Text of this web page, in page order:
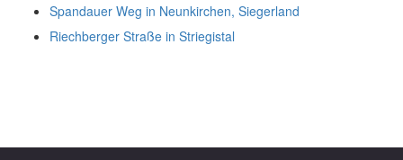
Spandauer Weg in Neunkirchen, Siegerland
Riechberger Straße in Striegistal